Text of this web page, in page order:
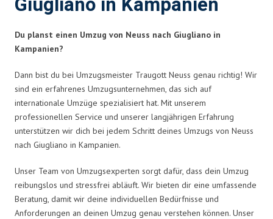
Du planst einen Umzug von Neuss nach Giugliano in
Kampanien?
Dann bist du bei Umzugsmeister Traugott Neuss genau richtig! Wir
sind ein erfahrenes Umzugsunternehmen, das sich auf
internationale Umzüge spezialisiert hat. Mit unserem
professionellen Service und unserer langjährigen Erfahrung
unterstützen wir dich bei jedem Schritt deines Umzugs von Neuss
nach Giugliano in Kampanien.
Unser Team von Umzugsexperten sorgt dafür, dass dein Umzug
reibungslos und stressfrei abläuft. Wir bieten dir eine umfassende
Beratung, damit wir deine individuellen Bedürfnisse und
Anforderungen an deinen Umzug genau verstehen können. Unser